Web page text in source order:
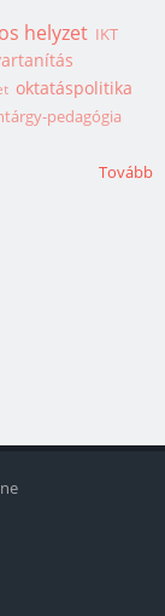
helyzet IKT
oktatáspolitika
pedagógia
Tovább